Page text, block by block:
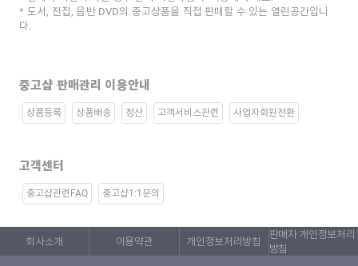
도서, 전집, 음반 DVD의 중고상품을 직접 판매할 수 있는 열린공간입니
다.
중고샵 판매관리 이용안내
상품등록 상품배송 정산 고객서비스관련 사업자회원전환
고객센터
중고샵관련FAQ 중고샵1:1문의
회사소개 이용약관 개인정보처리방침
판매자 개인정보처리
방침